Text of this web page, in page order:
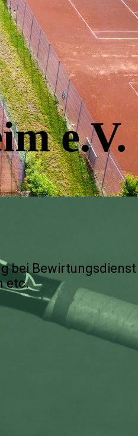
e.V.
Bewirtungsdienst
etc.